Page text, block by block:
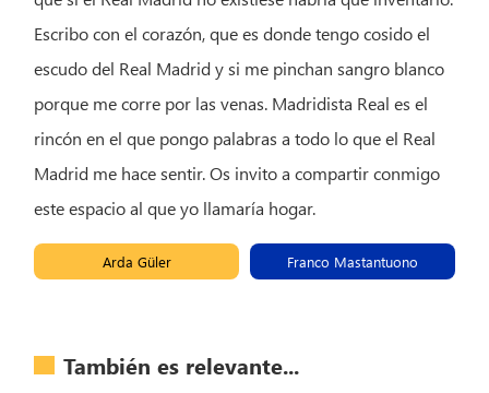
Escribo con el corazón, que es donde tengo cosido el
escudo del Real Madrid y si me pinchan sangro blanco
porque me corre por las venas. Madridista Real es el
rincón en el que pongo palabras a todo lo que el Real
Madrid me hace sentir. Os invito a compartir conmigo
este espacio al que yo llamaría hogar.
Arda Güler Franco Mastantuono
También es relevante...